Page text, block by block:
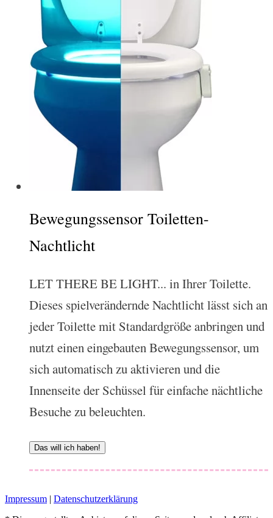
Bewegungssensor Toiletten-
Nachtlicht
LET THERE BE LIGHT... in Ihrer Toilette.
Dieses spielverändernde Nachtlicht lässt sich an
jeder Toilette mit Standardgröße anbringen und
nutzt einen eingebauten Bewegungssensor, um
sich automatisch zu aktivieren und die
Innenseite der Schüssel für einfache nächtliche
Besuche zu beleuchten.
Das will ich haben!
Impressum | Datenschutzerklärung